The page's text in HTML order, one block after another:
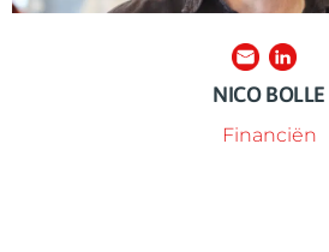
NICO BOLLE
Financiën